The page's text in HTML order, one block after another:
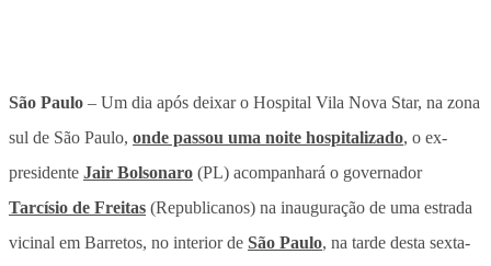
São Paulo – Um dia após deixar o Hospital Vila Nova Star, na zona
sul de São Paulo, onde passou uma noite hospitalizado, o ex-
presidente Jair Bolsonaro (PL) acompanhará o governador
Tarcísio de Freitas (Republicanos) na inauguração de uma estrada
vicinal em Barretos, no interior de São Paulo, na tarde desta sexta-